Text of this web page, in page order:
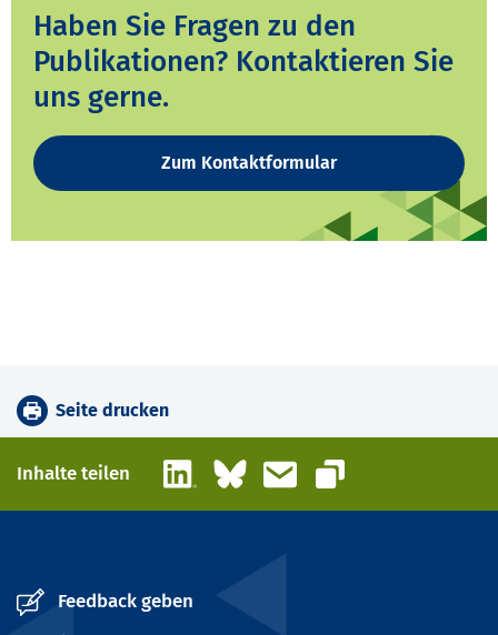
Haben Sie Fragen zu den
Publikationen? Kontaktieren Sie
uns gerne.
Zum Kontaktformular
Seite drucken
Inhalte teilen LinkedInBlueskyE-Mail
Link kopieren
Feedback geben